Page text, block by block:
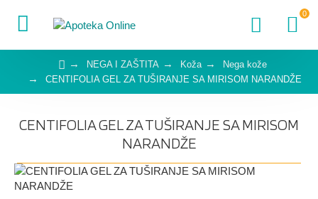
0
NEGA I ZAŠTITA Koža
Nega kože
CENTIFOLIA GEL ZA TUŠIRANJE SA MIRISOM NARANDŽE
CENTIFOLIA GEL ZA TUŠIRANJE SA MIRISOM
NARANDŽE